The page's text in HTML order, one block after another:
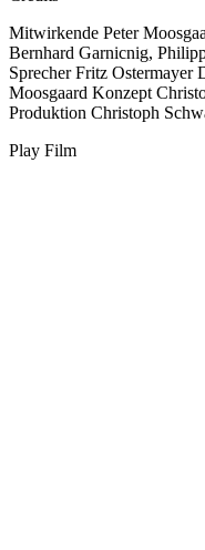
Mitwirkende Peter
Bernhard Garnicnig,
Sprecher Fritz Ostermayer
Moosgaard Konzept
Produktion Christoph
Play Film